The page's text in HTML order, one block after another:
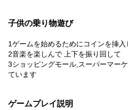
子供の乗り物遊び
1ゲームを始めるためにコインを挿入
2音楽を楽しんで 上下を振り回して
3ショッピングモール,スーパーマー
ています
ゲームプレイ説明